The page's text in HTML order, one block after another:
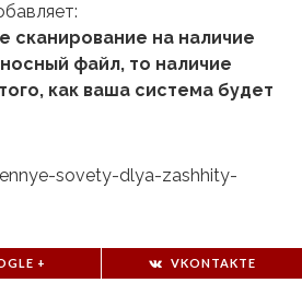
сканирование на наличие
файл, то наличие
как ваша система будет
sovety-dlya-zashhity-
+ VKONTAKTE